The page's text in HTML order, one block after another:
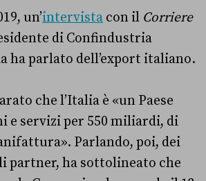
un’intervista con il Corriere
di Confindustria
ha parlato dell’export italiano.
che l’Italia è «un Paese
e servizi per 550 miliardi, di
Parlando, poi, dei
partner, ha sottolineato che